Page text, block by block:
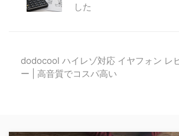
した
dodocool ハイレゾ対応 イヤフォン レ
ー | 高音質でコスパ高い